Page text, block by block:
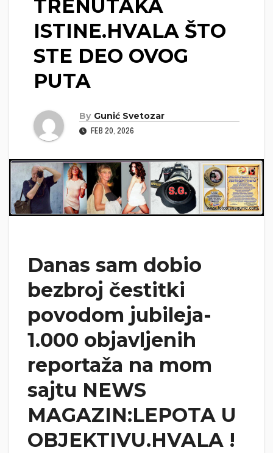
TRENUTAKA
ISTINE.HVALA ŠTO
STE DEO OVOG
PUTA
By Gunić Svetozar
FEB 20, 2026
Danas sam dobio
bezbroj čestitki
povodom jubileja-
1.000 objavljenih
reportaža na mom
sajtu NEWS
MAGAZIN:LEPOTA U
OBJEKTIVU.HVALA !